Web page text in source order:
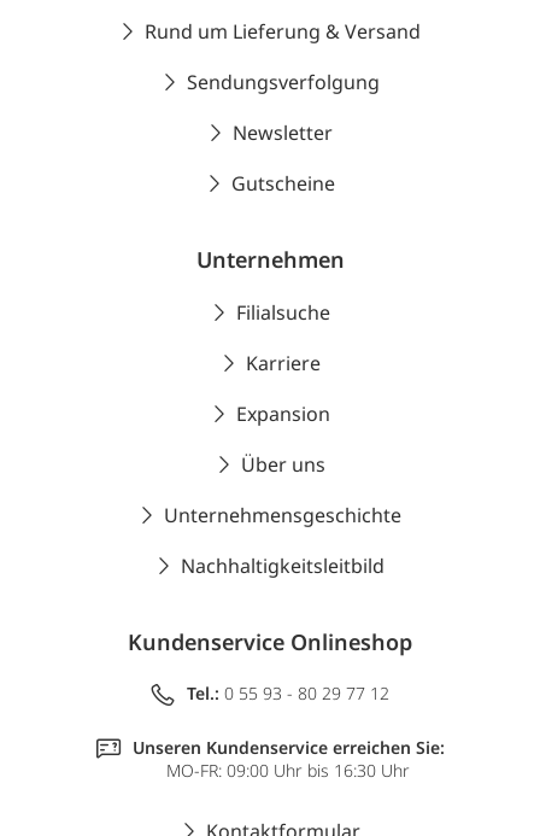
Rund um Lieferung & Versand
Sendungsverfolgung
Newsletter
Gutscheine
Unternehmen
Filialsuche
Karriere
Expansion
Über uns
Unternehmensgeschichte
Nachhaltigkeitsleitbild
Kundenservice Onlineshop
Tel.: 0 55 93 - 80 29 77 12
Unseren Kundenservice erreichen Sie:
MO-FR: 09:00 Uhr bis 16:30 Uhr